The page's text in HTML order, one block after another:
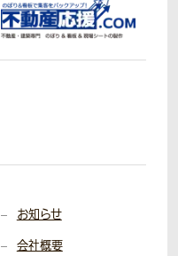
お知らせ
会社概要